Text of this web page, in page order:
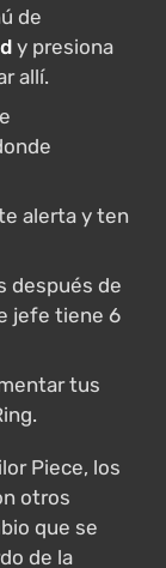
de
y presiona
allí.
alerta y ten
después de
jefe tiene 6
tus
Piece, los
otros
que se
de la